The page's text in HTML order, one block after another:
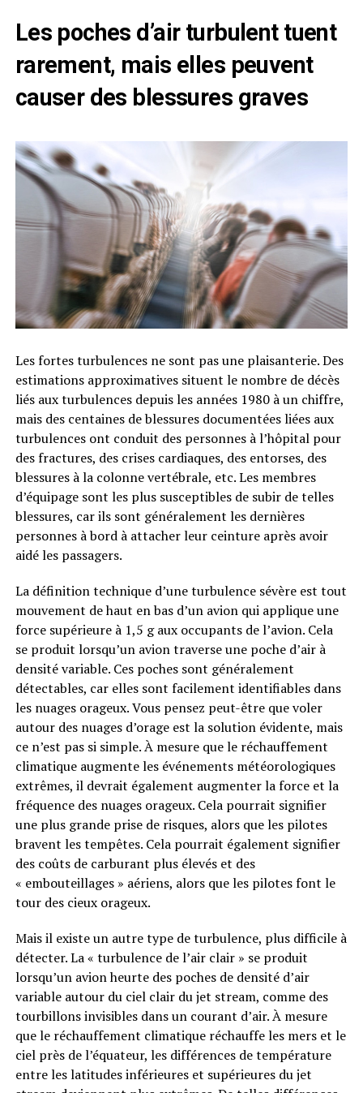
Les poches d’air turbulent tuent
rarement, mais elles peuvent
causer des blessures graves
Les fortes turbulences ne sont pas une plaisanterie. Des
estimations approximatives situent le nombre de décès
liés aux turbulences depuis les années 1980 à un chiffre,
mais des centaines de blessures documentées liées aux
turbulences ont conduit des personnes à l’hôpital pour
des fractures, des crises cardiaques, des entorses, des
blessures à la colonne vertébrale, etc. Les membres
d’équipage sont les plus susceptibles de subir de telles
blessures, car ils sont généralement les dernières
personnes à bord à attacher leur ceinture après avoir
aidé les passagers.
La définition technique d’une turbulence sévère est tout
mouvement de haut en bas d’un avion qui applique une
force supérieure à 1,5 g aux occupants de l’avion. Cela
se produit lorsqu’un avion traverse une poche d’air à
densité variable. Ces poches sont généralement
détectables, car elles sont facilement identifiables dans
les nuages ​​orageux. Vous pensez peut-être que voler
autour des nuages ​​d’orage est la solution évidente, mais
ce n’est pas si simple. À mesure que le réchauffement
climatique augmente les événements météorologiques
extrêmes, il devrait également augmenter la force et la
fréquence des nuages ​​orageux. Cela pourrait signifier
une plus grande prise de risques, alors que les pilotes
bravent les tempêtes. Cela pourrait également signifier
des coûts de carburant plus élevés et des
« embouteillages » aériens, alors que les pilotes font le
tour des cieux orageux.
Mais il existe un autre type de turbulence, plus difficile à
détecter. La « turbulence de l’air clair » se produit
lorsqu’un avion heurte des poches de densité d’air
variable autour du ciel clair du jet stream, comme des
tourbillons invisibles dans un courant d’air. À mesure
que le réchauffement climatique réchauffe les mers et le
ciel près de l’équateur, les différences de température
entre les latitudes inférieures et supérieures du jet